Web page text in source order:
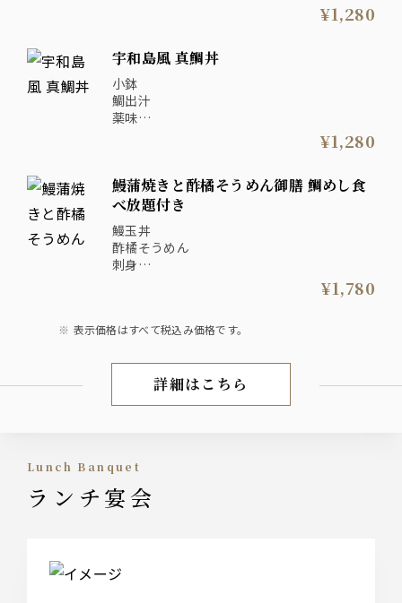
¥1,280
宇和島風 真鯛丼
小鉢
鯛出汁
薬味
¥1,280
鰻蒲焼きと酢橘そうめん御膳 鯛めし食
べ放題付き
鰻玉丼
酢橘そうめん
刺身
¥1,780
表示価格はすべて税込み価格です。
ランチ
詳細はこちら
Lunch Banquet
ランチ宴会